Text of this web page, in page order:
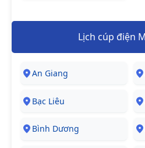
Lịch cúp điện
An Giang
Bạc Liêu
Bình Dương